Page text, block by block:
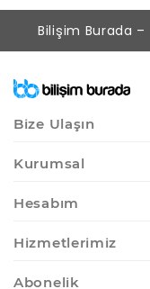
Bilişim Burada –
Bize Ulaşın
Kurumsal
Hesabım
Hizmetlerimiz
Abonelik